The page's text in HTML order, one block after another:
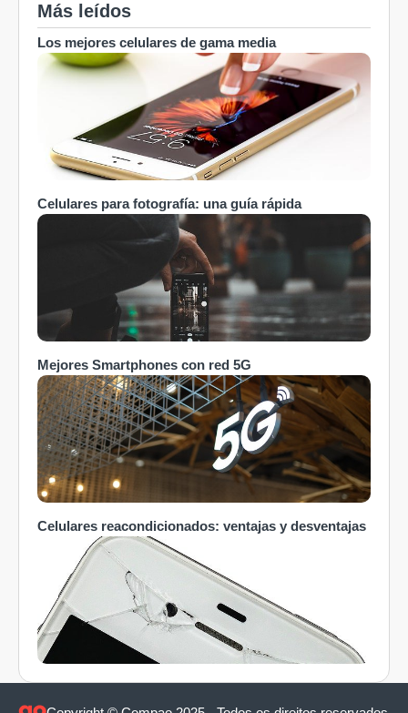
Más leídos
Los mejores celulares de gama media
Celulares para fotografía: una guía rápida
Mejores Smartphones con red 5G
Celulares reacondicionados: ventajas y desventajas